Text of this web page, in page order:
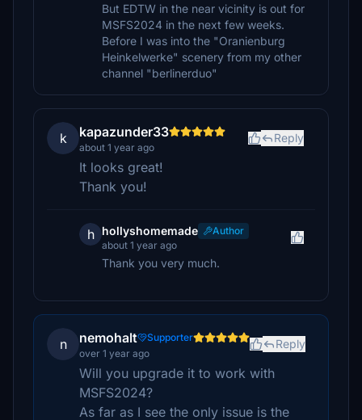
But EDTW in the near vicinity is out for
MSFS2024 in the next few weeks.
Before I was into the "Oranienburg
Heinkelwerke" scenery from my other
channel "berlinerduo"
k kapazunder33
about 1 year ago
Reply
It looks great!
Thank you!
h hollyshomemade
Author
about 1 year ago
Thank you very much.
n nemohalt
Supporter
over 1 year ago
Reply
Will you upgrade it to work with
MSFS2024?
As far as I see the only issue is the